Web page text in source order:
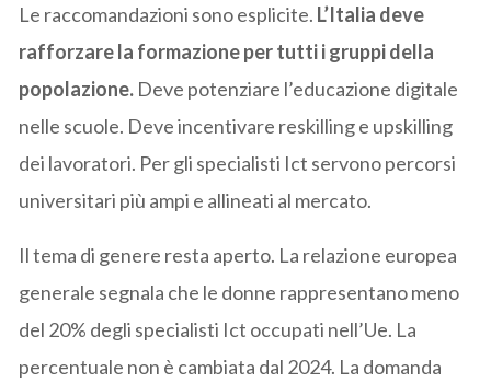
Le raccomandazioni sono esplicite. L’Italia deve
rafforzare la formazione per tutti i gruppi della
popolazione. Deve potenziare l’educazione digitale
nelle scuole. Deve incentivare reskilling e upskilling
dei lavoratori. Per gli specialisti Ict servono percorsi
universitari più ampi e allineati al mercato.
Il tema di genere resta aperto. La relazione europea
generale segnala che le donne rappresentano meno
del 20% degli specialisti Ict occupati nell’Ue. La
percentuale non è cambiata dal 2024. La domanda